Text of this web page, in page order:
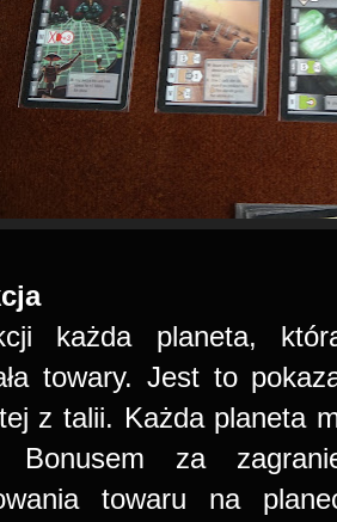
każda planeta,
towary. Jest to
z talii. Każda planeta
Bonusem za
towaru na